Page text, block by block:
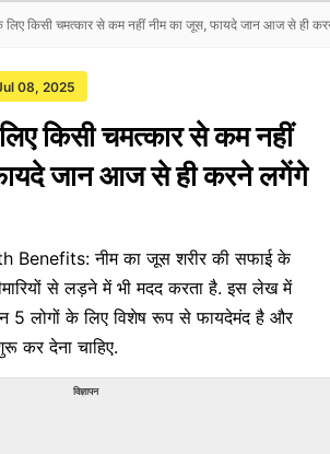
लिए किसी चमत्कार से कम नहीं नीम का जूस, फायदे जान आज से ही
08, 2025
किसी चमत्कार से कम नहीं
जान आज से ही करने लगेंगे
Benefits: नीम का जूस शरीर की सफाई के
से लड़ने में भी मदद करता है. इस लेख में
5 लोगों के लिए विशेष रूप से फायदेमंद है और
कर देना चाहिए.
विज्ञापन